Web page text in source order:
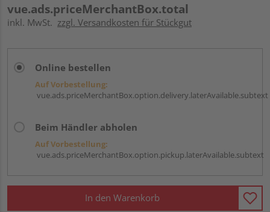
vue.ads.priceMerchantBox.total
inkl. MwSt. zzgl. Versandkosten für Stückgut
Online bestellen
Auf Vorbestellung:
vue.ads.priceMerchantBox.option.delivery.laterAvailable.subtext
Beim Händler abholen
Auf Vorbestellung:
vue.ads.priceMerchantBox.option.pickup.laterAvailable.subtext
In den Warenkorb